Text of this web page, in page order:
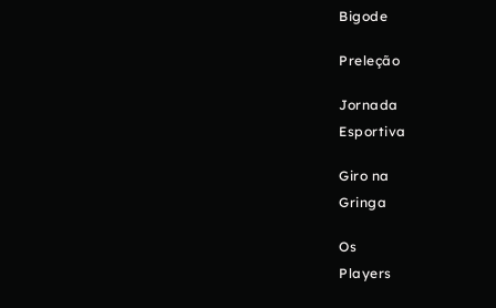
Bigode
Preleção
Jornada
Esportiva
Giro na
Gringa
Os
Players